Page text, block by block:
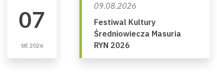
07
SIE 2026
09.08.2026
Festiwal Kultury
Średniowiecza Masuria
RYN 2026